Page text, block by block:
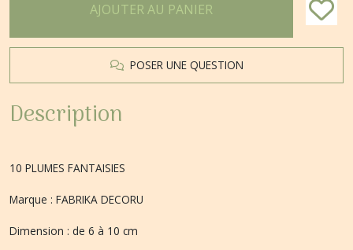
AJOUTER AU PANIER
POSER UNE QUESTION
Description
10 PLUMES FANTAISIES
Marque : FABRIKA DECORU
Dimension : de 6 à 10 cm